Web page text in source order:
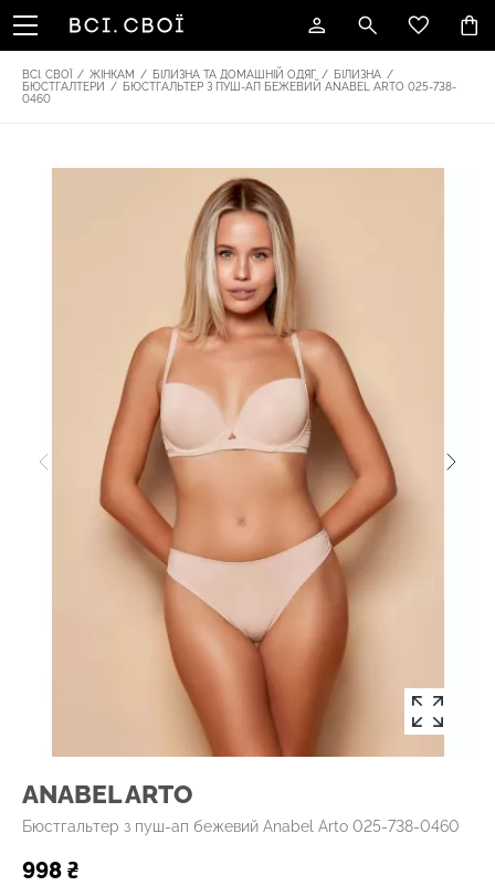
ВСІ. СВОЇ / ЖІНКАМ / БІЛИЗНА ТА ДОМАШНІЙ ОДЯГ / БІЛИЗНА /
БЮСТГАЛТЕРИ
/ БЮСТГАЛЬТЕР З ПУШ-АП БЕЖЕВИЙ ANABEL ARTO 025-738-
0460
ANABEL ARTO
Бюстгальтер з пуш-ап бежевий Anabel Arto 025-738-0460
998 ₴